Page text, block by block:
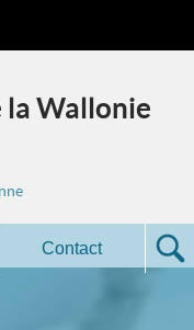
Wallonie
Contact